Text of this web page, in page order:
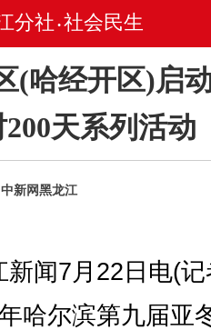
分社 • 社会民生
(哈经开区)启
天系列活动
新网黑龙江
闻7月22日电(记
哈尔滨第九届亚